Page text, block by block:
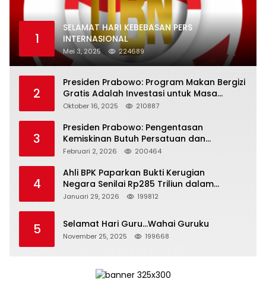
1
SELAMAT HARI KEBEBASAN PERS
INTERNASIONAL
Mei 3, 2025 224689
2
Presiden Prabowo: Program Makan Bergizi
Gratis Adalah Investasi untuk Masa
Depan Bangsa
Oktober 16, 2025 210887
3
Presiden Prabowo: Pengentasan
Kemiskinan Butuh Persatuan dan
Kepemimpinan yang Bertanggung Jawab
Februari 2, 2026 200464
4
Ahli BPK Paparkan Bukti Kerugian
Negara Senilai Rp285 Triliun dalam
Persidangan Korupsi PT Pertamina
Januari 29, 2026 199812
5 Selamat Hari Guru…Wahai Guruku
November 25, 2025 199668